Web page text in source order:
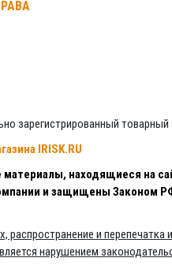
зарегистрированный
IRISK.RU
находящиеся на
и защищены Законом
распространение и
нарушением